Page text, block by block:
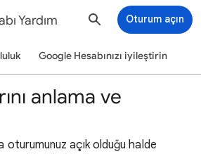
Yardım Oturum açın
Google Hesabınızı iyileştirin
anlama ve
oturumunuz açık olduğu halde